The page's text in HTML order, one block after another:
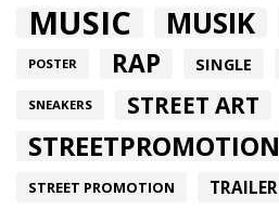
MUSIC MUSIK
POSTER RAP SINGLE
SNEAKERS STREET ART
STREETPROMOTION
STREET PROMOTION TRAILER